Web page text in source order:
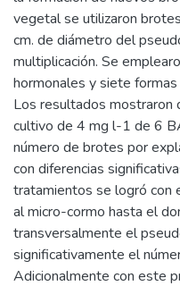
vegetal se utilizaron
cm. de diámetro del
multiplicación. Se
hormonales y siete
Los resultados mostraron
cultivo de 4 mg l-1 de 6
número de brotes por
con diferencias
tratamientos se logró con
al micro-cormo hasta el
transversalmente el
significativamente el
Adicionalmente con este